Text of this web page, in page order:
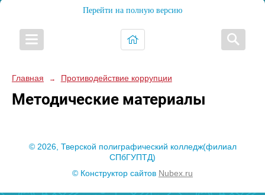
Перейти на полную версию
Главная → Противодействие коррупции
Методические материалы
© 2026, Тверской полиграфический колледж(филиал
СПбГУПТД)
© Конструктор сайтов Nubex.ru